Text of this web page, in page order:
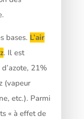
bases. L’air
. Il est
21%
(vapeur
etc.). Parmi
« à effet de